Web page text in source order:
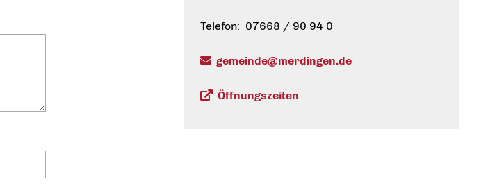
Telefon: 07668 / 90 94 0
gemeinde@merdingen.de
Öffnungszeiten